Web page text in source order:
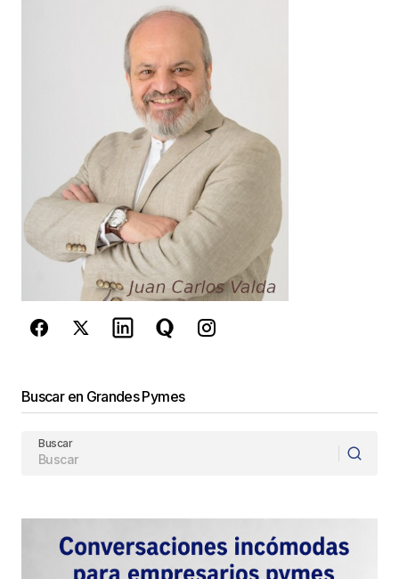
*
Guarda mi nombre, correo electrónico y web en
este navegador para la próxima vez que
Este sitio esta protegido por
reCAPTCHA y la
Política de
privacidady losTérminos del servicio
de Googlese aplican.
Enviar Comentario
Buscar en Grandes Pymes
Buscar